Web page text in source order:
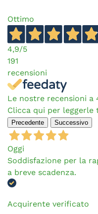
Ottimo
4,9/5
191
recensioni
Le nostre recensioni a
Clicca qui per leggerle
Precedente Successivo
Oggi
Soddisfazione per la
a breve scadenza.
Acquirente verificato